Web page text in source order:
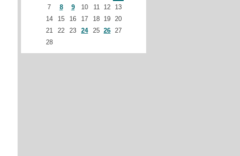
7
8 9 10 11 12
13
14
15 16 17 18 19 20
21
22 23 24 25 26 27
28